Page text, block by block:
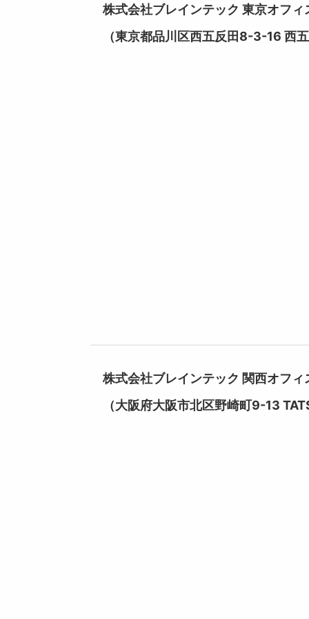
株式会社ブレインテック 東京オフィ
（東京都品川区西五反田8-3-16 西
株式会社ブレインテック 関西オフィ
（大阪府大阪市北区野崎町9-13